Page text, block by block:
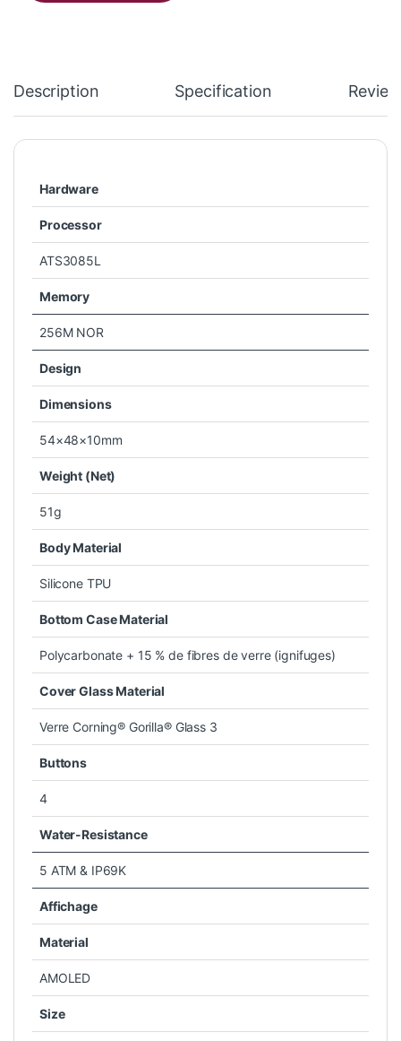
Description Specification
Hardware
Processor
ATS3085L
Memory
256M NOR
Design
Dimensions
54×48×10mm
Weight (Net)
51g
Body Material
Silicone TPU
Bottom Case Material
Polycarbonate + 15 % de fibres de verre (ignifuges)
Cover Glass Material
Verre Corning® Gorilla® Glass 3
Buttons
4
Water-Resistance
5 ATM & IP69K
Affichage
Material
AMOLED
Size